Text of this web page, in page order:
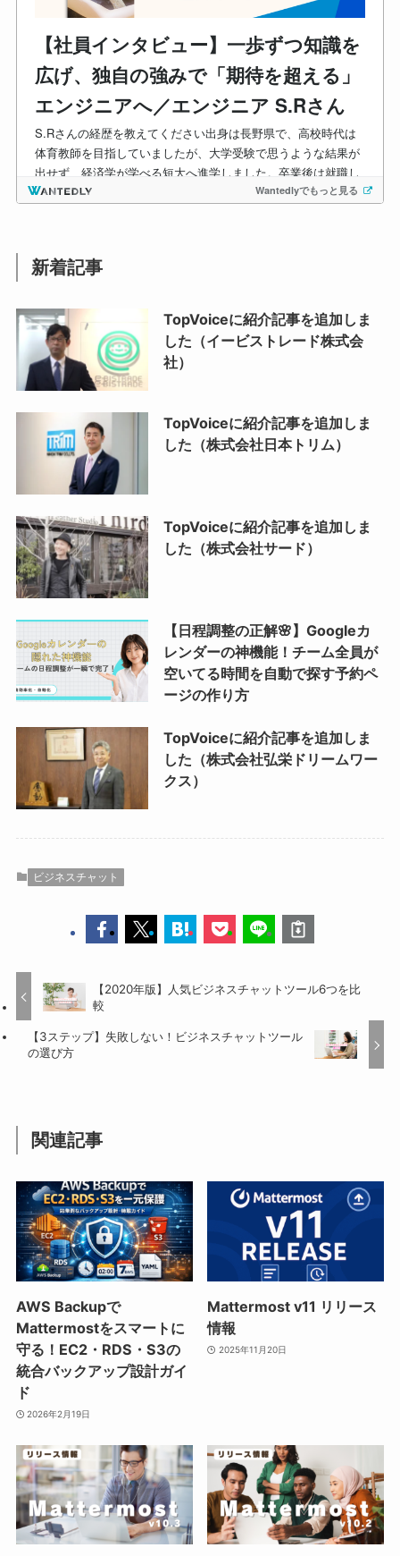
新着記事
TopVoiceに紹介記事を追加しま
した（イービストレード株式会
社）
TopVoiceに紹介記事を追加しま
した（株式会社日本トリム）
TopVoiceに紹介記事を追加しま
した（株式会社サード）
【日程調整の正解🌸】Googleカ
レンダーの神機能！チーム全員が
空いてる時間を自動で探す予約ペ
ージの作り方
TopVoiceに紹介記事を追加しま
した（株式会社弘栄ドリームワー
クス）
ビジネスチャット
【2020年版】人気ビジネスチャットツール6つを比
較
【3ステップ】失敗しない！ビジネスチャットツール
の選び方
関連記事
AWS Backupで
Mattermostをスマートに
守る！EC2・RDS・S3の
統合バックアップ設計ガイ
ド
2026年2月19日
Mattermost v11 リリース
情報
2025年11月20日